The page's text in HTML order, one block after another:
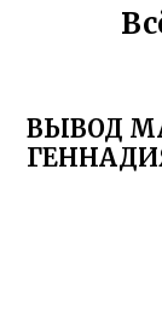
ВЫВОД